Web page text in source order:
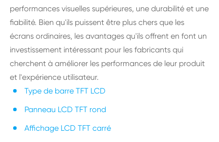
performances visuelles supérieures, une durabilité et une
fiabilité. Bien qu'ils puissent être plus chers que les
écrans ordinaires, les avantages qu'ils offrent en font un
investissement intéressant pour les fabricants qui
cherchent à améliorer les performances de leur produit
et l'expérience utilisateur.
Type de barre TFT LCD
Panneau LCD TFT rond
Affichage LCD TFT carré